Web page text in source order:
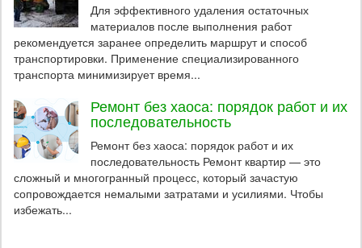
Для эффективного удаления остаточных
материалов после выполнения работ
рекомендуется заранее определить маршрут и способ
транспортировки. Применение специализированного
транспорта минимизирует время...
Ремонт без хаоса: порядок работ и их
последовательность
Ремонт без хаоса: порядок работ и их
последовательность Ремонт квартир — это
сложный и многогранный процесс, который зачастую
сопровождается немалыми затратами и усилиями. Чтобы
избежать...